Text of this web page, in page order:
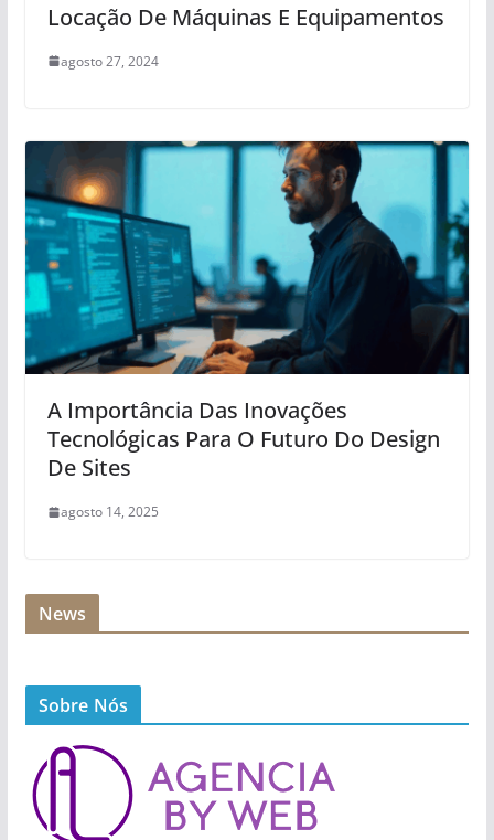
Locação De Máquinas E Equipamentos
agosto 27, 2024
A Importância Das Inovações
Tecnológicas Para O Futuro Do Design
De Sites
agosto 14, 2025
News
Sobre Nós